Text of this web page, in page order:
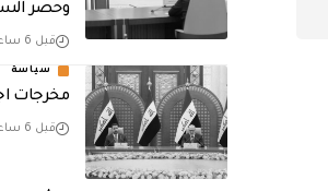
وحصر
قبل 6 ساعات
سياسة
مخرجات
قبل 6 ساعات